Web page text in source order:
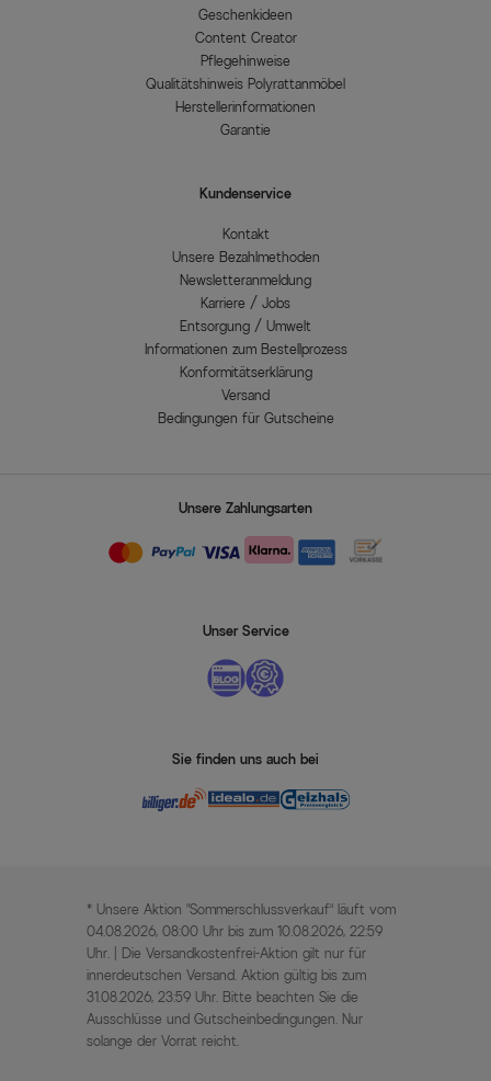
Geschenkideen
Content Creator
Pflegehinweise
Qualitätshinweis Polyrattanmöbel
Herstellerinformationen
Garantie
Kundenservice
Kontakt
Unsere Bezahlmethoden
Newsletteranmeldung
Karriere / Jobs
Entsorgung / Umwelt
Informationen zum Bestellprozess
Konformitätserklärung
Versand
Bedingungen für Gutscheine
Unsere Zahlungsarten
Unser Service
Sie finden uns auch bei
* Unsere Aktion „Sommerschlussverkauf“ läuft vom
04.08.2026, 08:00 Uhr bis zum 10.08.2026, 22:59
Uhr. | Die Versandkostenfrei-Aktion gilt nur für
innerdeutschen Versand. Aktion gültig bis zum
31.08.2026, 23:59 Uhr. Bitte beachten Sie die
Ausschlüsse und Gutscheinbedingungen. Nur
solange der Vorrat reicht.